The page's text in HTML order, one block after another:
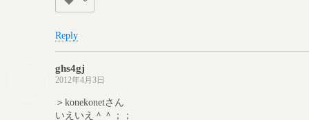
Reply
ghs4gj
2012年4月3日
＞konekonetさん
いえいえ＾＾；；